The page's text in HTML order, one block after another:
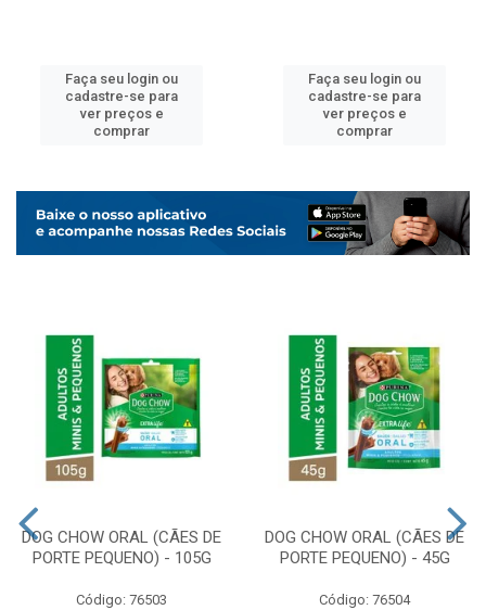
Faça seu login ou
cadastre-se para
ver preços e
comprar
Faça seu login ou
cadastre-se para
ver preços e
comprar
DOG CHOW ORAL (CÃES DE
PORTE PEQUENO) - 105G
Código: 76503
DOG CHOW ORAL (CÃES DE
PORTE PEQUENO) - 45G
Código: 76504